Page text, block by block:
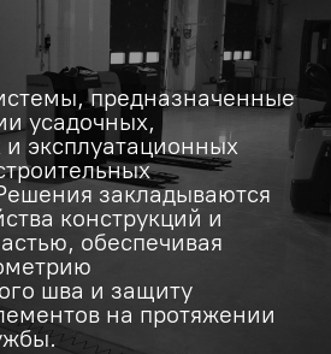
предназначенные
усадочных,
эксплуатационных
закладываются
конструкций и
обеспечивая
шва и защиту
на протяжении